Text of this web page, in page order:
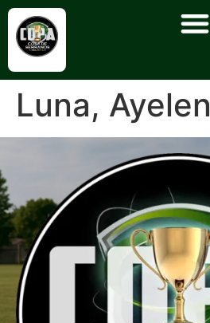
Luna, Ayelen